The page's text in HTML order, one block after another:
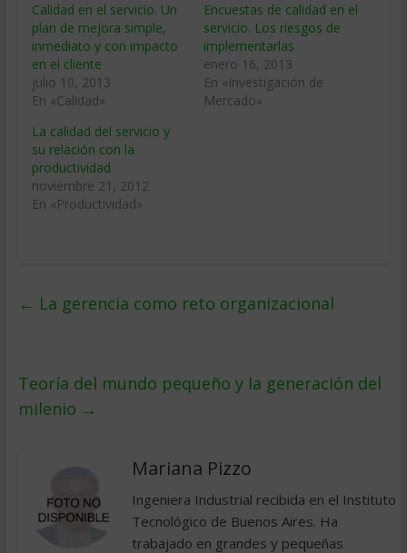
Calidad en el servicio. Un
plan de mejora simple,
inmediato y con impacto
en el cliente
julio 10, 2013
En «Calidad»
Encuestas de calidad en el
servicio. Los riesgos de
implementarlas
enero 16, 2013
En «Investigación de
Mercado»
La calidad del servicio y
su relación con la
productividad
noviembre 21, 2012
En «Productividad»
← La gerencia como reto organizacional
Teoría del mundo pequeño y la generación del
milenio →
Mariana Pizzo
Ingeniera Industrial recibida en el Instituto
Tecnológico de Buenos Aires. Ha
trabajado en grandes y pequeñas